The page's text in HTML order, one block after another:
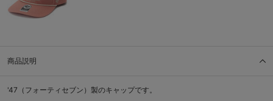
商品説明
'47（フォーティセブン）製のキャップです。